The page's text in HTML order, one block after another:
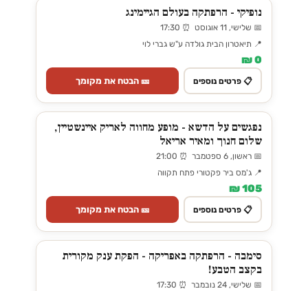
נופיקי - הרפתקה בעולם הגיימינג
📅 שלישי, 11 אוגוסט ⏰ 17:30
📍 תיאטרון הבית גולדה ע"ש גברי לוי
0 ₪
📋 פרטים נוספים 🎫 הבטח את מקומך
נפגשים על הדשא - מופע מחווה לאריק איינשטיין,
שלום חנוך ומאיר אריאל
📅 ראשון, 6 ספטמבר ⏰ 21:00
📍 ג'מס ביר פקטורי פתח תקווה
105 ₪
📋 פרטים נוספים 🎫 הבטח את מקומך
סימבה - הרפתקה באפריקה - הפקת ענק מקורית
בקצב הטבע!
📅 שלישי, 24 נובמבר ⏰ 17:30